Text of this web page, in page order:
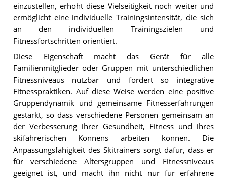
einzustellen, erhöht diese Vielseitigkeit noch weiter und
ermöglicht eine individuelle Trainingsintensität, die sich
an den individuellen Trainingszielen und
Fitnessfortschritten orientiert.
Diese Eigenschaft macht das Gerät für alle
Familienmitglieder oder Gruppen mit unterschiedlichen
Fitnessniveaus nutzbar und fördert so integrative
Fitnesspraktiken. Auf diese Weise werden eine positive
Gruppendynamik und gemeinsame Fitnesserfahrungen
gestärkt, so dass verschiedene Personen gemeinsam an
der Verbesserung ihrer Gesundheit, Fitness und ihres
skifahrerischen Könnens arbeiten können. Die
Anpassungsfähigkeit des Skitrainers sorgt dafür, dass er
für verschiedene Altersgruppen und Fitnessniveaus
geeignet ist, und macht ihn nicht nur für erfahrene